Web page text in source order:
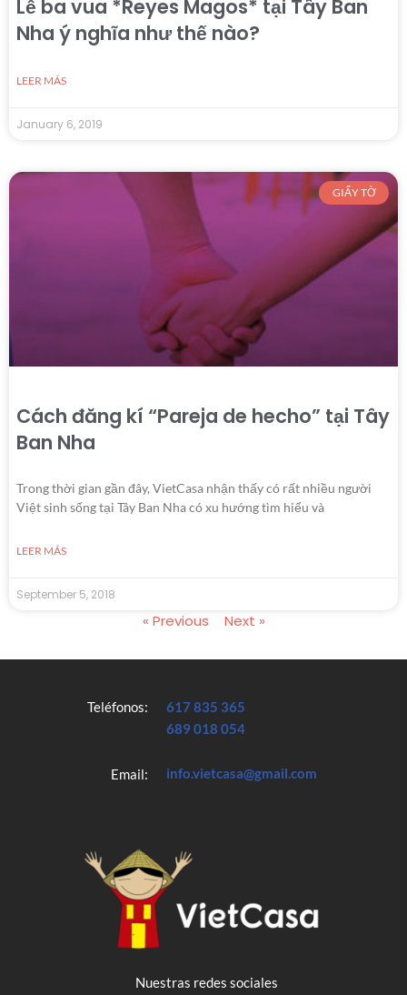
Lễ ba vua *Reyes Magos* tại Tây Ban
Nha ý nghĩa như thế nào?
LEER MÁS
January 6, 2019
GIẤY TỜ
Cách đăng kí “Pareja de hecho” tại Tây
Ban Nha
Trong thời gian gần đây, VietCasa nhận thấy có rất nhiều người
Việt sinh sống tại Tây Ban Nha có xu hướng tìm hiểu và
LEER MÁS
September 5, 2018
« Previous Next »
Teléfonos:
Email:
617 835 365
689 018 054
info.vietcasa@gmail.com
Nuestras redes sociales